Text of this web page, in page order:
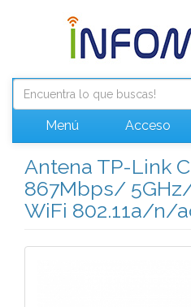
Menú Acceso
Antena TP-Link
867Mbps/
WiFi 802.11a/n/